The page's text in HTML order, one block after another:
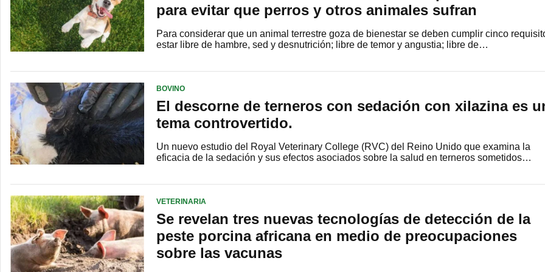
para evitar que perros y otros animales sufran
Para considerar que un animal terrestre goza de bienestar se deben cumplir cinco
estar libre de hambre, sed y desnutrición; libre de temor y angustia; libre de…
BOVINO
El descorne de terneros con sedación con xilazina es
tema controvertido.
Un nuevo estudio del Royal Veterinary College (RVC) del Reino Unido que examina la
eficacia de la sedación y sus efectos asociados sobre la salud en terneros sometidos…
VETERINARIA
Se revelan tres nuevas tecnologías de detección de la
peste porcina africana en medio de preocupaciones
sobre las vacunas